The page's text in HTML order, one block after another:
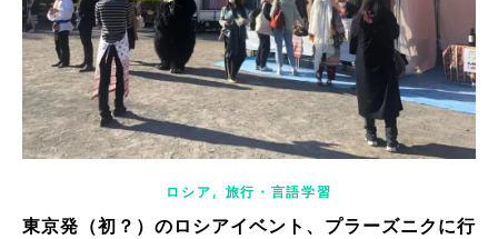
ロシア, 旅行・言語学習
東京発（初？）のロシアイベント、プラーズニクに行